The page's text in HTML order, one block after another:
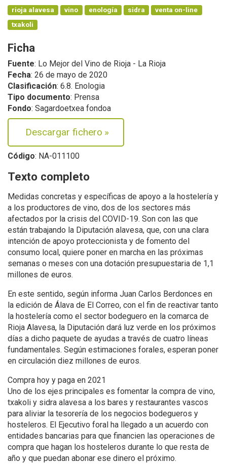
rioja alavesa vino enología sidra
venta on-line
txakoli
Ficha
Fuente: Lo Mejor del Vino de Rioja - La Rioja
Fecha: 26 de mayo de 2020
Clasificación: 6.8. Enologia
Tipo documento: Prensa
Fondo: Sagardoetxea fondoa
Descargar fichero »
Código: NA-011100
Texto completo
Medidas concretas y específicas de apoyo a la hostelería y
a los productores de vino, dos de los sectores más
afectados por la crisis del COVID-19. Son con las que
están trabajando la Diputación alavesa, que, con una clara
intención de apoyo proteccionista y de fomento del
consumo local, quiere poner en marcha en las próximas
semanas o meses con una dotación presupuestaria de 1,1
millones de euros.
En este sentido, según informa Juan Carlos Berdonces en
la edición de Álava de El Correo, con el fin de reactivar tanto
la hostelería como el sector bodeguero en la comarca de
Rioja Alavesa, la Diputación dará luz verde en los próximos
días a dicho paquete de ayudas a través de cuatro líneas
fundamentales. Según estimaciones forales, esperan poner
en circulación diez millones de euros.
Compra hoy y paga en 2021
Uno de los ejes principales es fomentar la compra de vino,
txakoli y sidra alavesa a los bares y restaurantes vascos
para aliviar la tesorería de los negocios bodegueros y
hosteleros. El Ejecutivo foral ha llegado a un acuerdo con
entidades bancarias para que financien las operaciones de
compra que hagan los hosteleros durante lo que resta de
año y que puedan abonar ese dinero el próximo.